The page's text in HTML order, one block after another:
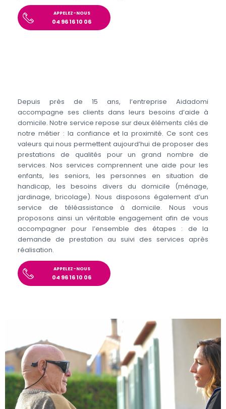
APPELEZ-NOUS
04 96 16 10 06
Depuis près de 15 ans, l’entreprise Aidadomi
accompagne ses clients dans leurs besoins d’aide à
domicile. Notre service repose sur deux éléments clés de
notre métier : la confiance et la proximité. Ce sont ces
valeurs qui nous permettent aujourd’hui de proposer des
prestations de qualités pour un grand nombre de
services. Nos services comprennent une aide pour les
enfants, les seniors, les personnes en situation de
handicap, les besoins divers du domicile (ménage,
jardinage, bricolage). Nous disposons également d’un
service de téléassistance à domicile. Nous vous
proposons ainsi un véritable engagement afin de vous
accompagner pour l’ensemble des étapes : de la
demande de prestation au suivi des services après
réalisation.
APPELEZ-NOUS
04 96 16 10 06